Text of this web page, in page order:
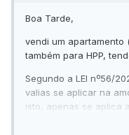
Boa Tarde,
vendi um apartamento
também para HPP,
Segundo a LEI nº56/
valias se aplicar na
isto, apenas se aplica